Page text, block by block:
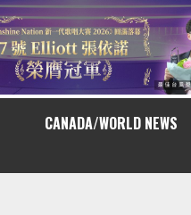
CANADA/WORLD NEWS